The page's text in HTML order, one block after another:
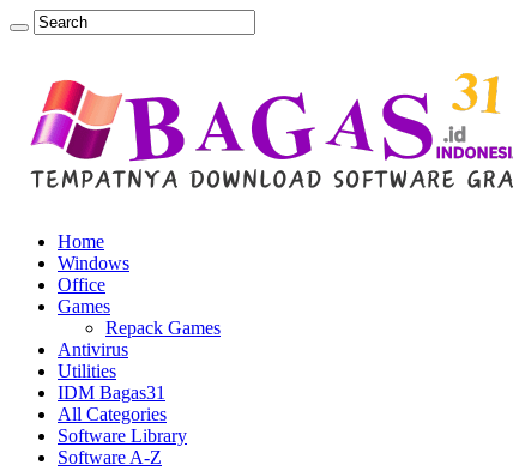
Home
Windows
Office
Games
Repack Games
Antivirus
Utilities
IDM Bagas31
All Categories
Software Library
Software A-Z